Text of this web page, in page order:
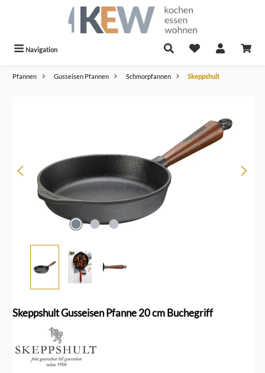
Navigation
Pfannen Gusseisen Pfannen Schmorpfannen Skeppshult
Skeppshult Gusseisen Pfanne 20 cm Buchegriff